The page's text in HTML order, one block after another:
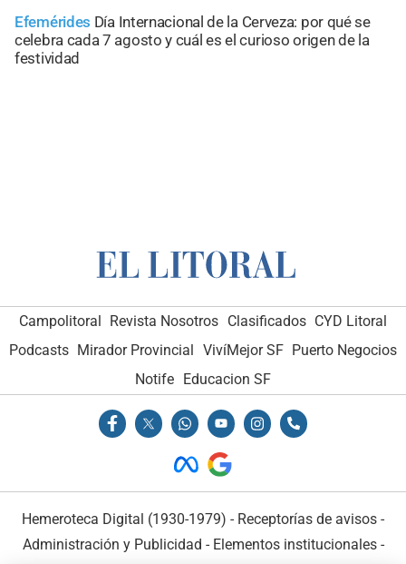
Efemérides Día Internacional de la Cerveza: por qué se
celebra cada 7 agosto y cuál es el curioso origen de la
festividad
Campolitoral Revista Nosotros Clasificados CYD Litoral
Podcasts Mirador Provincial VivíMejor SF Puerto Negocios
Notife
Educacion SF
Hemeroteca Digital (1930-1979) - Receptorías de avisos -
Administración y Publicidad - Elementos institucionales-